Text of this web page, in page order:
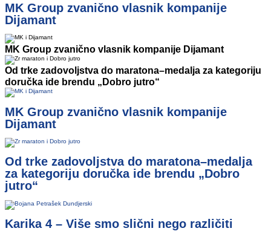
MK Group zvanično vlasnik kompanije
Dijamant
MK Group zvanično vlasnik kompanije Dijamant
Od trke zadovoljstva do maratona–medalja za kategoriju
doručka ide brendu „Dobro jutro“
MK Group zvanično vlasnik kompanije
Dijamant
Od trke zadovoljstva do maratona–medalja
za kategoriju doručka ide brendu „Dobro
jutro“
Karika 4 – Više smo slični nego različiti